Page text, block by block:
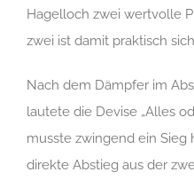
Hagelloch zwei wertvolle
zwei ist damit praktisch
Nach dem Dämpfer im
lautete die Devise „Alles
musste zwingend ein Sieg
direkte Abstieg aus der